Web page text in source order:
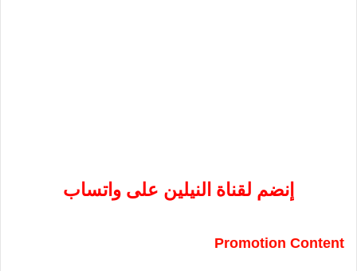
إنضم لقناة النيلين على واتساب
Promotion Content